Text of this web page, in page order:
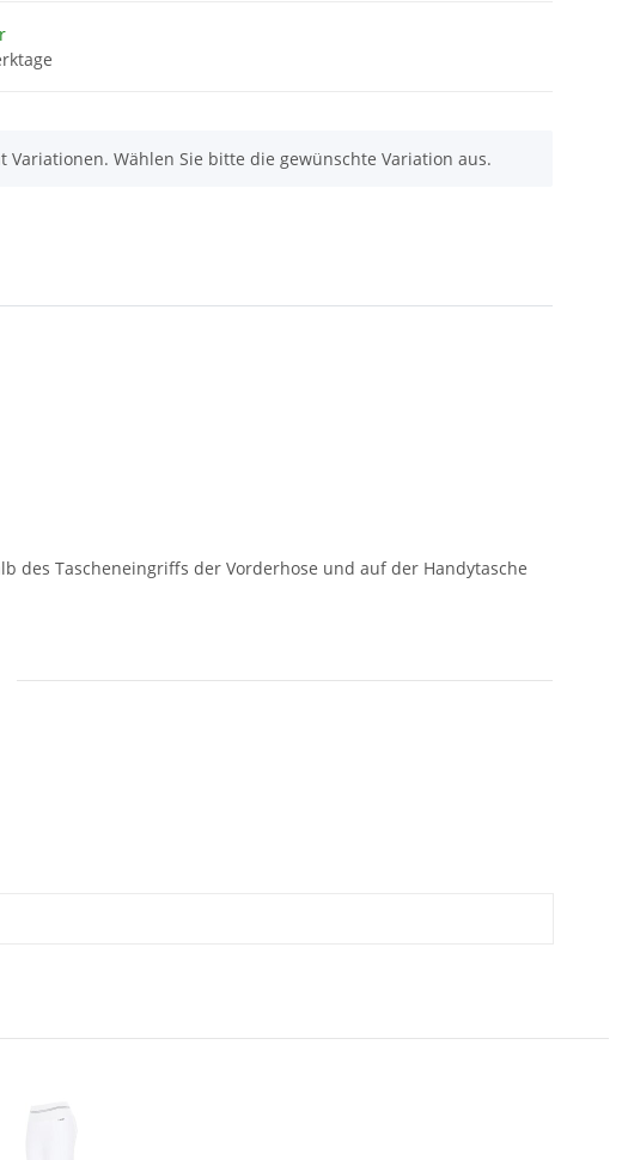
Variationen. Wählen Sie bitte die gewünschte Variation aus.
des Tascheneingriffs der Vorderhose und auf der Handytasche